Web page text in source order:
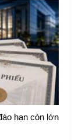
hạn còn lớn